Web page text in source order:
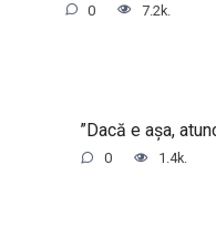
0 7.2k.
”Dacă e așa,
0 1.4k.